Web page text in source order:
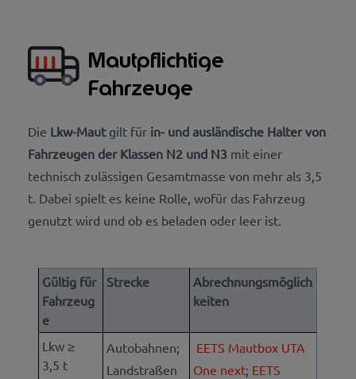
Mautpflichtige
Fahrzeuge
Die Lkw-Mautgilt für in- und ausländische Halter von
Fahrzeugen der Klassen N2 und N3 mit einer
technisch zulässigen Gesamtmasse von mehr als 3,5
t. Dabei spielt es keine Rolle, wofür das Fahrzeug
genutzt wird und ob es beladen oder leer ist.
Gültig für
Fahrzeug
e
Strecke
Abrechnungsmöglich
keiten
Lkw ≥
3,5 t
Autobahnen;
Landstraßen
EETS Mautbox UTA
One next; EETS